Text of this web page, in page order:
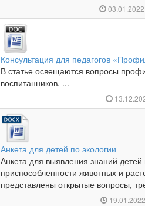
Консультация для педагогов
В статье освещаются вопросы
воспитанников. ...
Анкета для детей по экологии
Анкета для выявления знаний детей
приспособленности животных и
представлены открытые вопросы,